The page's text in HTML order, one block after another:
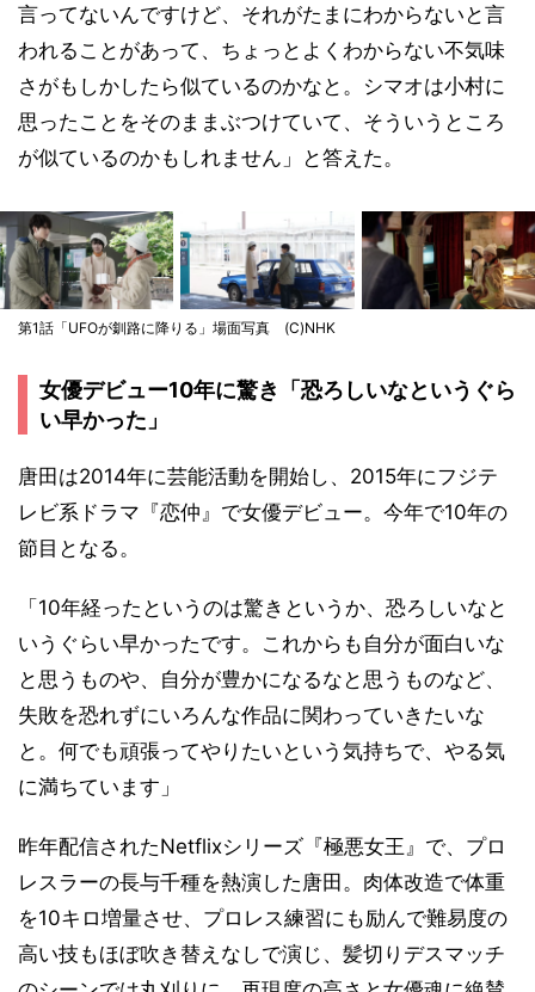
言ってないんですけど、それがたまにわからないと言
われることがあって、ちょっとよくわからない不気味
さがもしかしたら似ているのかなと。シマオは小村に
思ったことをそのままぶつけていて、そういうところ
が似ているのかもしれません」と答えた。
第1話「UFOが釧路に降りる」場面写真 (C)NHK
女優デビュー10年に驚き「恐ろしいなというぐら
い早かった」
唐田は2014年に芸能活動を開始し、2015年にフジテ
レビ系ドラマ『恋仲』で女優デビュー。今年で10年の
節目となる。
「10年経ったというのは驚きというか、恐ろしいなと
いうぐらい早かったです。これからも自分が面白いな
と思うものや、自分が豊かになるなと思うものなど、
失敗を恐れずにいろんな作品に関わっていきたいな
と。何でも頑張ってやりたいという気持ちで、やる気
に満ちています」
昨年配信されたNetflixシリーズ『極悪女王』で、プロ
レスラーの長与千種を熱演した唐田。肉体改造で体重
を10キロ増量させ、プロレス練習にも励んで難易度の
高い技もほぼ吹き替えなしで演じ、髪切りデスマッチ